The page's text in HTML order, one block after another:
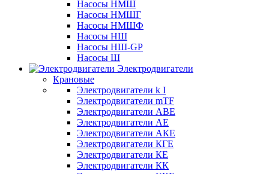
Насосы НМШ
Насосы НМШГ
Насосы НМШФ
Насосы НШ
Насосы НШ-GP
Насосы Ш
Электродвигатели
Крановые
Электродвигатели k I
Электродвигатели mTF
Электродвигатели АВЕ
Электродвигатели АЕ
Электродвигатели АКЕ
Электродвигатели КГЕ
Электродвигатели КЕ
Электродвигатели КК